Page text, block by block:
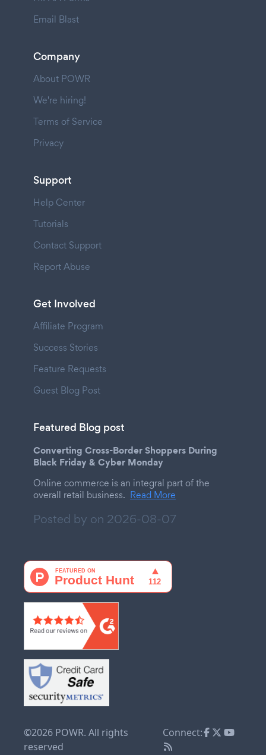
Email Blast
Company
About POWR
We're hiring!
Terms of Service
Privacy
Support
Help Center
Tutorials
Contact Support
Report Abuse
Get Involved
Affiliate Program
Success Stories
Feature Requests
Guest Blog Post
Featured Blog post
Converting Cross-Border Shoppers During
Black Friday & Cyber Monday
Online commerce is an integral part of the
overall retail business. Read More
Posted by on 2026-08-07
©2026 POWR. All rights
reserved
Connect: